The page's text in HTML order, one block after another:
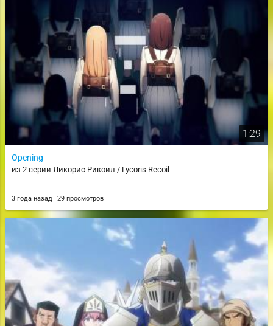
1:29
Opening
из 2 серии Ликорис Рикоил / Lycoris Recoil
3 года назад 29 просмотров